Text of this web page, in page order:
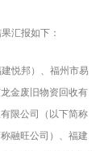
汇报如下：
悦邦）、福州市易
金废旧物资回收有
限公司（以下简称
融旺公司）、福建